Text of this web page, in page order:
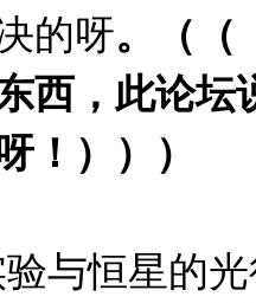
的呀。（（
西，此论坛
！）））
与恒星的